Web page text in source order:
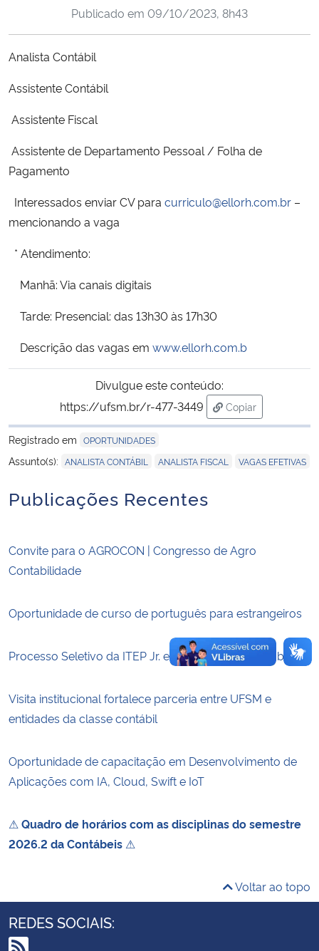
Ministério da Cidadania
Ministério de Minas e Energia
Ministério da Ciência, Tecnologia, Inovações e Comunicações
Ministério do Turismo
Ministério da Mulher, da Família e dos Direitos Humanos
Secretaria-Geral
Gabinete de Segurança Institucional
Advocacia-Geral da União
Banco Central do Brasil
Publicado em 09/10/2023, 8h43
Analista Contábil
Assistente Contábil
Assistente Fiscal
Assistente de Departamento Pessoal / Folha de
Pagamento
Interessados enviar CV para curriculo@ellorh.com.br –
mencionando a vaga
* Atendimento:
Manhã: Via canais digitais
Tarde: Presencial: das 13h30 às 17h30
Descrição das vagas em www.ellorh.com.b
Divulgue este conteúdo:
https://ufsm.br/r-477-3449
Copiar
para área de
Registrado em OPORTUNIDADES
Assunto(s): ANALISTA CONTÁBIL ANALISTA FISCAL VAGAS EFETIVAS
Publicações Recentes
Convite para o AGROCON | Congresso de Agro
Contabilidade
Oportunidade de curso de português para estrangeiros
Processo Seletivo da ITEP Jr. está com inscrições abertas
Visita institucional fortalece parceria entre UFSM e
entidades da classe contábil
Oportunidade de capacitação em Desenvolvimento de
Aplicações com IA, Cloud, Swift e IoT
⚠ Quadro de horários com as disciplinas do semestre
2026.2 da Contábeis ⚠
Voltar ao topo
REDES SOCIAIS: